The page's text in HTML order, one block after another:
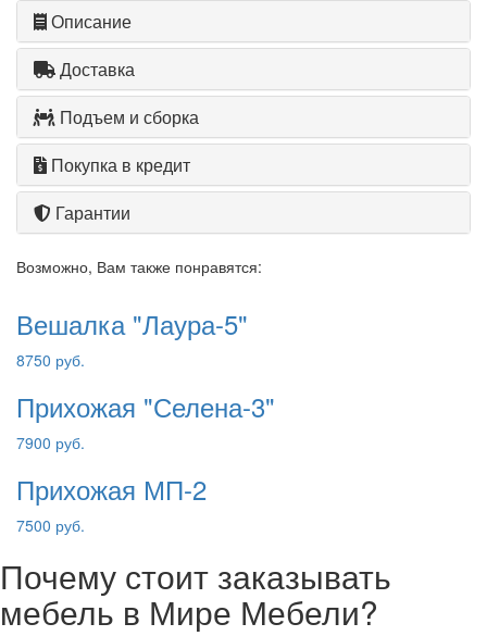
Описание
Доставка
Подъем и сборка
Покупка в кредит
Гарантии
Возможно, Вам также понравятся:
Вешалка "Лаура-5"
8750 руб.
Прихожая "Селена-3"
7900 руб.
Прихожая МП-2
7500 руб.
Почему стоит заказывать
мебель в Мире Мебели?